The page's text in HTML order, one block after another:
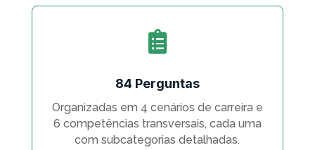

84 Perguntas
Organizadas em 4 cenários de carreira e
6 competências transversais, cada uma
com subcategorias detalhadas.